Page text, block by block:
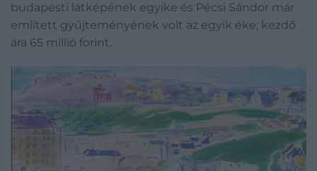
budapesti látképének egyike és Pécsi Sándor már
említett gyűjteményének volt az egyik éke; kezdő
ára 65 millió forint.